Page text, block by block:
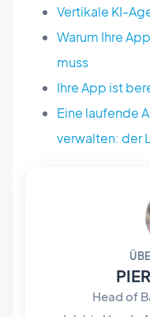
Vertikale KI-
Warum Ihre
muss
Ihre App ist
Eine laufende
verwalten: der
Head of